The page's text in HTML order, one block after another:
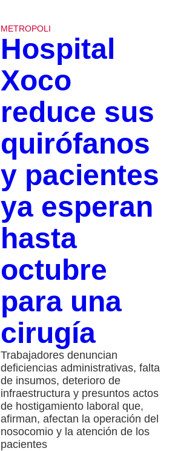
METROPOLI
Hospital
Xoco
reduce sus
quirófanos
y pacientes
ya esperan
hasta
octubre
para una
cirugía
Trabajadores denuncian
deficiencias administrativas, falta
de insumos, deterioro de
infraestructura y presuntos actos
de hostigamiento laboral que,
afirman, afectan la operación del
nosocomio y la atención de los
pacientes